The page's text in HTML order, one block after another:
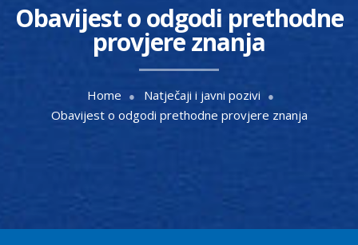
Obavijest o odgodi prethodne
provjere znanja
Home
Natječaji i javni pozivi
Obavijest o odgodi prethodne provjere znanja